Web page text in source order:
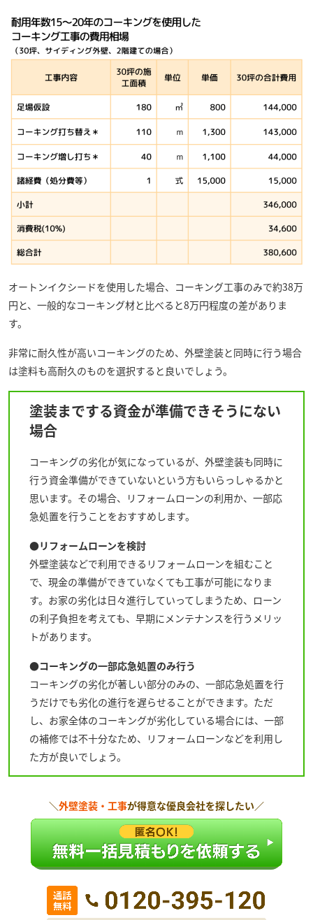
オートンイクシードを使用した場合、コーキング工事のみで約38万
円と、一般的なコーキング材と比べると8万円程度の差がありま
す。
非常に耐久性が高いコーキングのため、外壁塗装と同時に行う場合
は塗料も高耐久のものを選択すると良いでしょう。
塗装までする資金が準備できそうにない
場合
コーキングの劣化が気になっているが、外壁塗装も同時に
行う資金準備ができていないという方もいらっしゃるかと
思います。その場合、リフォームローンの利用か、一部応
急処置を行うことをおすすめします。
●リフォームローンを検討
外壁塗装などで利用できるリフォームローンを組むこと
で、現金の準備ができていなくても工事が可能になりま
す。お家の劣化は日々進行していってしまうため、ローン
の利子負担を考えても、早期にメンテナンスを行うメリッ
トがあります。
●コーキングの一部応急処置のみ行う
コーキングの劣化が著しい部分のみの、一部応急処置を行
うだけでも劣化の進行を遅らせることができます。ただ
し、お家全体のコーキングが劣化している場合には、一部
の補修では不十分なため、リフォームローンなどを利用し
た方が良いでしょう。
＼外壁塗装・工事が得意な優良会社を探したい／